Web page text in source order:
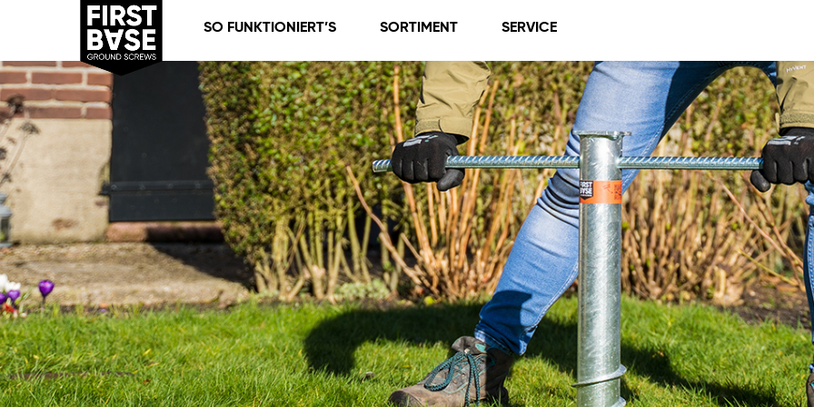
SO FUNKTIONIERT’S SORTIMENT SERVICE